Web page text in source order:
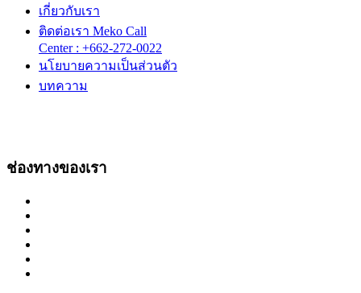
เกี่ยวกับเรา
ติดต่อเรา Meko Call
Center : +662-272-0022
นโยบายความเป็นส่วนตัว
บทความ
ช่องทางของเรา